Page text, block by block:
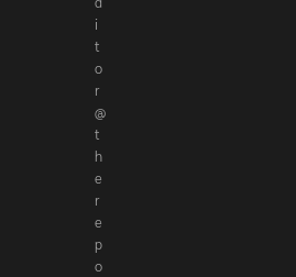
i
t
o
r
@
t
h
e
r
e
p
o